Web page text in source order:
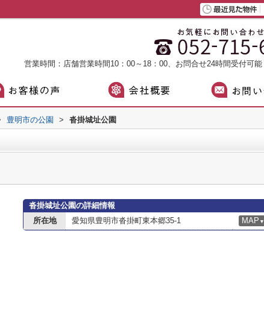
営業時間：店舗営業時間10：00～18：00、お問合せ24時間受付可能
豊明市の公園 > 沓掛城址公園
沓掛城址公園の詳細情報
所在地
愛知県豊明市沓掛町東本郷35-1 MAP ▼